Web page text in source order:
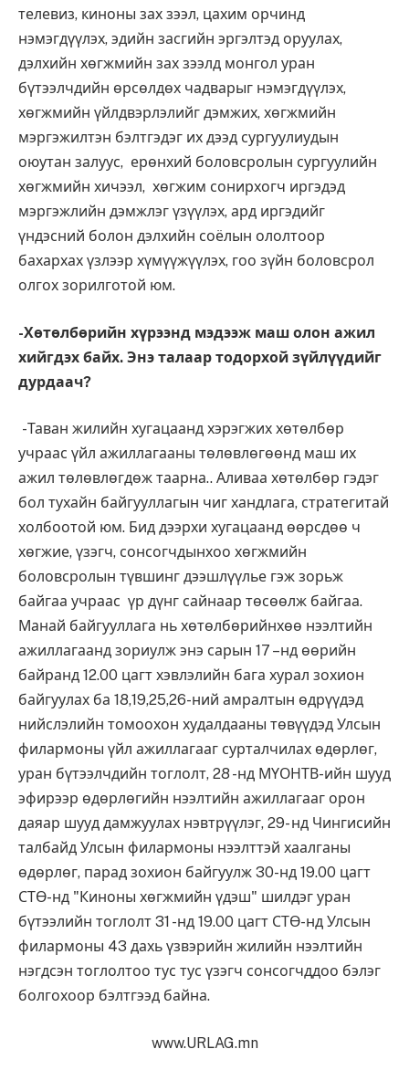
телевиз, киноны зах зээл, цахим орчинд
нэмэгдүүлэх, эдийн засгийн эргэлтэд оруулах,
дэлхийн хөгжмийн зах зээлд монгол уран
бүтээлчдийн өрсөлдөх чадварыг нэмэгдүүлэх,
хөгжмийн үйлдвэрлэлийг дэмжих, хөгжмийн
мэргэжилтэн бэлтгэдэг их дээд сургуулиудын
оюутан залуус, ерөнхий боловсролын сургуулийн
хөгжмийн хичээл, хөгжим сонирхогч иргэдэд
мэргэжлийн дэмжлэг үзүүлэх, ард иргэдийг
үндэсний болон дэлхийн соёлын ололтоор
бахархах үзлээр хүмүүжүүлэх, гоо зүйн боловсрол
олгох зорилготой юм.
-Хөтөлбөрийн хүрээнд мэдээж маш олон ажил
хийгдэх байх. Энэ талаар тодорхой зүйлүүдийг
дурдаач?
-Таван жилийн хугацаанд хэрэгжих хөтөлбөр
учраас үйл ажиллагааны төлөвлөгөөнд маш их
ажил төлөвлөгдөж таарна.. Аливаа хөтөлбөр гэдэг
бол тухайн байгууллагын чиг хандлага, стратегитай
холбоотой юм. Бид дээрхи хугацаанд өөрсдөө ч
хөгжие, үзэгч, сонсогчдынхоо хөгжмийн
боловсролын түвшинг дээшлүүлье гэж зорьж
байгаа учраас үр дүнг сайнаар төсөөлж байгаа.
Манай байгууллага нь хөтөлбөрийнхөө нээлтийн
ажиллагаанд зориулж энэ сарын 17 –нд өөрийн
байранд 12.00 цагт хэвлэлийн бага хурал зохион
байгуулах ба 18,19,25,26-ний амралтын өдрүүдэд
нийслэлийн томоохон худалдааны төвүүдэд Улсын
филармоны үйл ажиллагааг сурталчилах өдөрлөг,
уран бүтээлчдийн тоглолт, 28 -нд МҮОНТВ-ийн шууд
эфирээр өдөрлөгийн нээлтийн ажиллагааг орон
даяар шууд дамжуулах нэвтрүүлэг, 29- нд Чингисийн
талбайд Улсын филармоны нээлттэй хаалганы
өдөрлөг, парад зохион байгуулж 30-нд 19.00 цагт
СТӨ-нд "Киноны хөгжмийн үдэш" шилдэг уран
бүтээлийн тоглолт 31 -нд 19.00 цагт СТӨ-нд Улсын
филармоны 43 дахь үзвэрийн жилийн нээлтийн
нэгдсэн тоглолтоо тус тус үзэгч сонсогчддоо бэлэг
болгохоор бэлтгээд байна.
www.URLAG.mn